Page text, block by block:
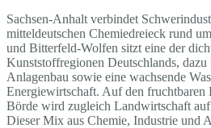
Sachsen-Anhalt verbindet
mitteldeutschen Chemiedreieck rund
und Bitterfeld-Wolfen sitzt eine der
Kunststoffregionen Deutschlands,
Anlagenbau sowie eine wachsende
Energiewirtschaft. Auf den fruchtbaren
Börde wird zugleich Landwirtschaft
Dieser Mix aus Chemie, Industrie und